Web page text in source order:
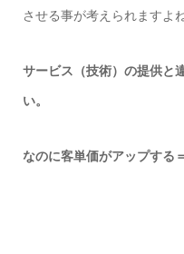
させる事が考えられますよ
サービス（技術）の提供と
い。
なのに客単価がアップする